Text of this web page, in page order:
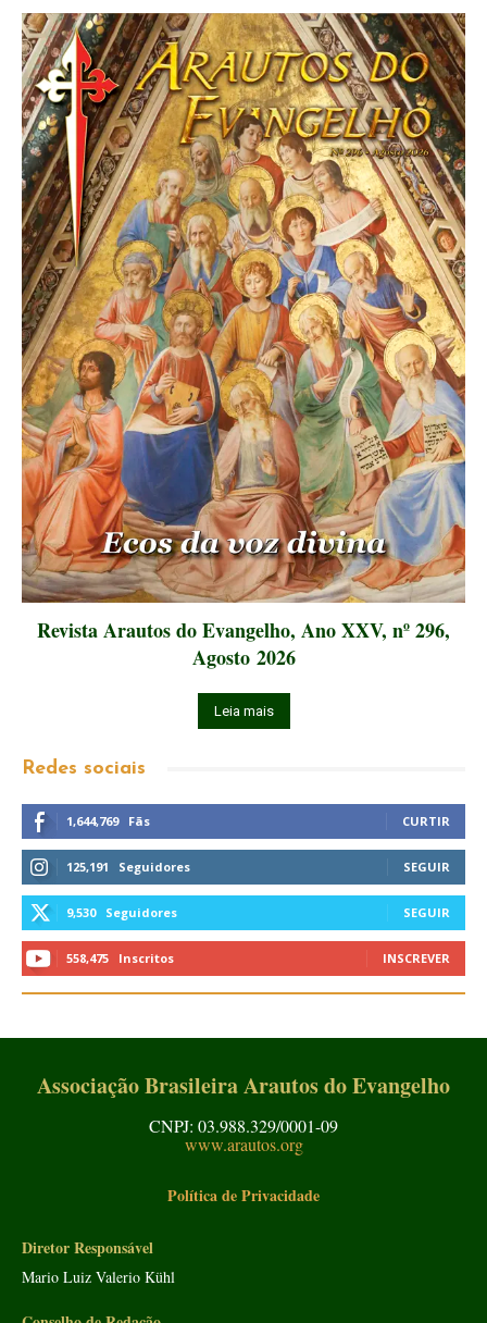
Revista Arautos do Evangelho, Ano XXV, nº 296,
Agosto 2026
Leia mais
Redes sociais
1,644,769 Fãs CURTIR
125,191 Seguidores SEGUIR
9,530 Seguidores SEGUIR
558,475 Inscritos INSCREVER
Associação Brasileira Arautos do Evangelho
CNPJ: 03.988.329/0001-09
www.arautos.org
Política de Privacidade
Diretor Responsável
Mario Luiz Valerio Kühl